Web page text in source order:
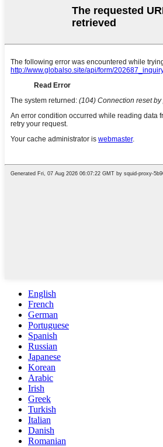
English
French
German
Portuguese
Spanish
Russian
Japanese
Korean
Arabic
Irish
Greek
Turkish
Italian
Danish
Romanian